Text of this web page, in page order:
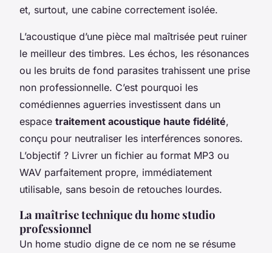
et, surtout, une cabine correctement isolée.
L’acoustique d’une pièce mal maîtrisée peut ruiner
le meilleur des timbres. Les échos, les résonances
ou les bruits de fond parasites trahissent une prise
non professionnelle. C’est pourquoi les
comédiennes aguerries investissent dans un
espace traitement acoustique haute fidélité,
conçu pour neutraliser les interférences sonores.
L’objectif ? Livrer un fichier au format MP3 ou
WAV parfaitement propre, immédiatement
utilisable, sans besoin de retouches lourdes.
La maîtrise technique du home studio
professionnel
Un home studio digne de ce nom ne se résume